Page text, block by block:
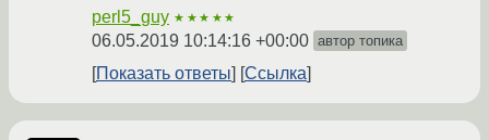
perl5_guy ★★★★★
06.05.2019 10:14:16 +00:00 автор топика
Показать ответы Ссылка